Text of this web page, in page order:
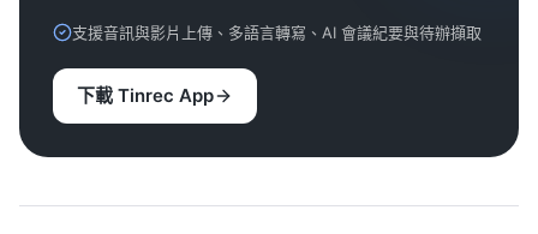
支援音訊與影片上傳、多語言轉寫、AI 會議紀要與待辦擷取
下載 Tinrec App